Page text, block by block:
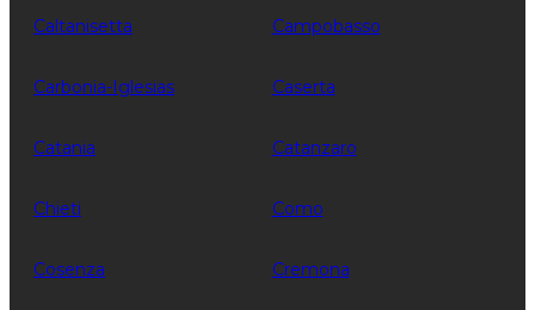
Caltanisetta Campobasso
Carbonia-Iglesias Caserta
Catania Catanzaro
Chieti Como
Cosenza Cremona